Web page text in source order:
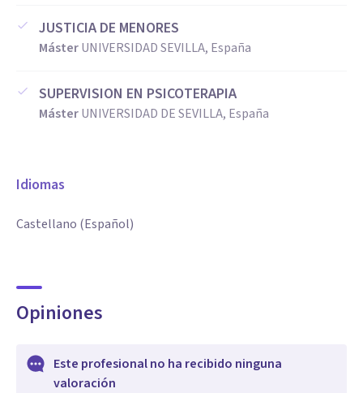
JUSTICIA DE MENORES
MásterUNIVERSIDAD SEVILLA, España
SUPERVISION EN PSICOTERAPIA
MásterUNIVERSIDAD DE SEVILLA, España
Idiomas
Castellano (Español)
Opiniones
Este profesional no ha recibido ninguna
valoración